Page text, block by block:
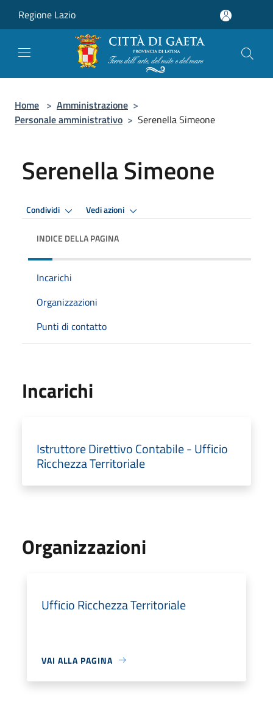
Regione Lazio
Home > Amministrazione >
Personale amministrativo > Serenella Simeone
Serenella Simeone
Condividi Vedi azioni
INDICE DELLA PAGINA
Incarichi
Organizzazioni
Punti di contatto
Incarichi
Istruttore Direttivo Contabile - Ufficio
Ricchezza Territoriale
Organizzazioni
Ufficio Ricchezza Territoriale
VAI ALLA PAGINA